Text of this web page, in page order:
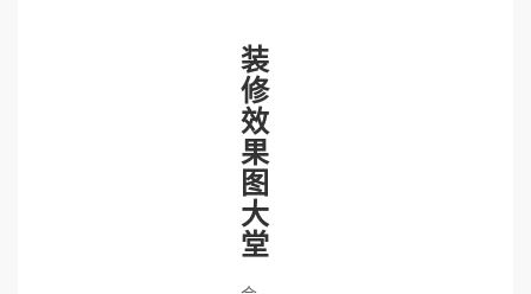
装
修
效
果
图
大
堂